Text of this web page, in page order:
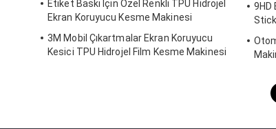
Etiket Baskı İçin Özel Renkli TPU Hidrojel
Ekran Koruyucu Kesme Makinesi
3M Mobil Çıkartmalar Ekran Koruyucu
Kesici TPU Hidrojel Film Kesme Makinesi
9HD